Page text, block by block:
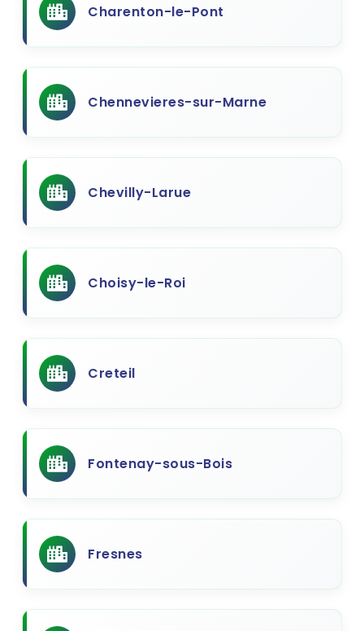
Charenton-le-Pont
Chennevieres-sur-Marne
Chevilly-Larue
Choisy-le-Roi
Creteil
Fontenay-sous-Bois
Fresnes